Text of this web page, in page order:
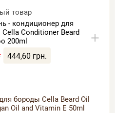
товар
- кондиционер для
Conditioner Beard
200ml
444,60 грн.
бороды Cella Beard Oil
Oil and Vitamin E 50ml